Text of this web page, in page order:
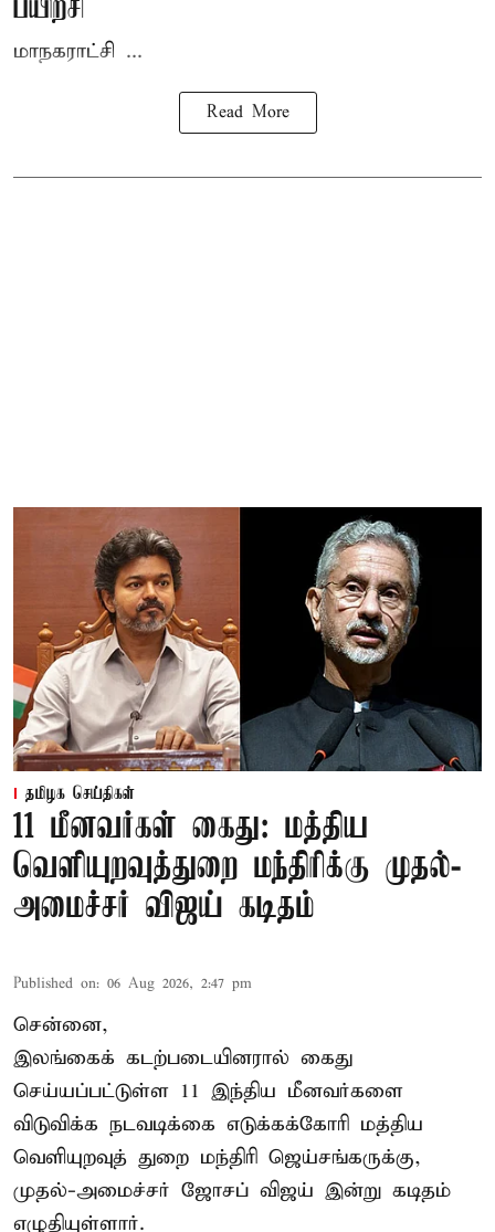
பயிற்சி
மாநகராட்சி ...
Read More
தமிழக செய்திகள்
11 மீனவர்கள் கைது: மத்திய
வெளியுறவுத்துறை மந்திரிக்கு முதல்-
அமைச்சர் விஜய் கடிதம்
Published on: 06 Aug 2026, 2:47 pm
சென்னை,
இலங்கைக் கடற்படையினரால் கைது
செய்யப்பட்டுள்ள 11 இந்திய மீனவர்களை
விடுவிக்க நடவடிக்கை எடுக்கக்கோரி மத்திய
வெளியுறவுத் துறை மந்திரி ஜெய்சங்கருக்கு,
முதல்-அமைச்சர் ஜோசப் விஜய் இன்று கடிதம்
எழுதியுள்ளார்.